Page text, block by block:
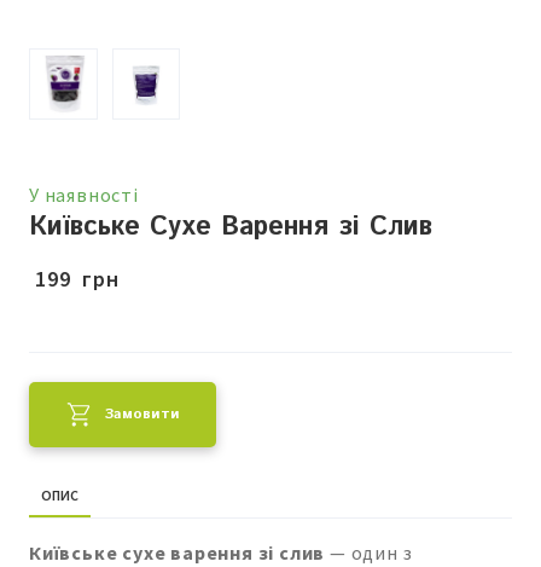
У наявності
Київське Сухе Варення зі Слив
199  грн
Замовити
ОПИС
Київське сухе варення зі слив — один з